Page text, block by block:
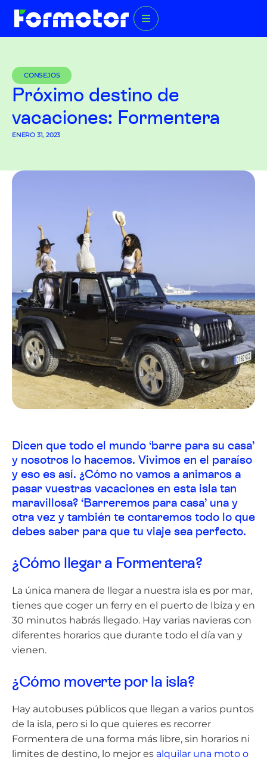
CONSEJOS
Próximo destino de
vacaciones: Formentera
ENERO 31, 2023
Dicen que todo el mundo ‘barre para su casa’
y nosotros lo hacemos. Vivimos en el paraíso
y eso es así. ¿Cómo no vamos a animaros a
pasar vuestras vacaciones en esta isla tan
maravillosa? ‘Barreremos para casa’ una y
otra vez y también te contaremos todo lo que
debes saber para que tu viaje sea perfecto.
¿Cómo llegar a Formentera?
La única manera de llegar a nuestra isla es por mar,
tienes que coger un ferry en el puerto de Ibiza y en
30 minutos habrás llegado. Hay varias navieras con
diferentes horarios que durante todo el día van y
vienen.
¿Cómo moverte por la isla?
Hay autobuses públicos que llegan a varios puntos
de la isla, pero si lo que quieres es recorrer
Formentera de una forma más libre, sin horarios ni
limites de destino, lo mejor es alquilar una moto o